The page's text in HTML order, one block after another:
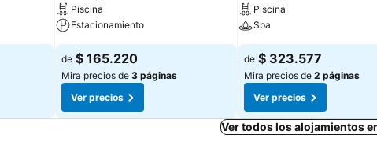
Piscina
Estacionamiento
de $ 165.220
Mira precios de 3 páginas
Ver precios
Piscina
Spa
de $ 323.577
Mira precios de 2 páginas
Ver precios
Ver todos los alojamientos